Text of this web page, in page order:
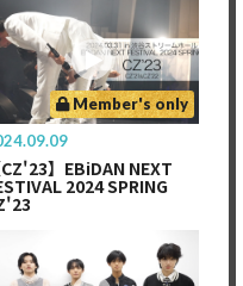
Member's only
CZ'23】EBiDAN NEXT
2024 SPRING